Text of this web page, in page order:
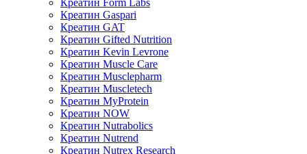
Креатин Gaspari
Креатин GAT
Креатин Gifted Nutrition
Креатин Kevin Levrone
Креатин Muscle Care
Креатин Musclepharm
Креатин Muscletech
Креатин MyProtein
Креатин NOW
Креатин Nutrabolics
Креатин Nutrend
Креатин Nutrex Research